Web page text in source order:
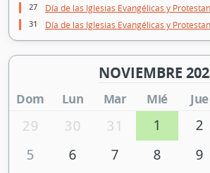
27 Día de las Iglesias Evangélicas y
31 Día de las Iglesias Evangélicas y
NOVIEMBRE
Dom Lun Mar Mié Jue
29 30 31 1 2
5
6 7 8 9